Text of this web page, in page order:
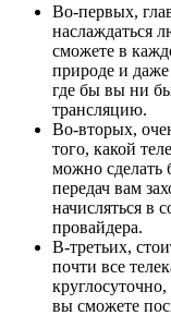
Во-первых,
наслаждаться
сможете в
природе и даже
где бы вы ни
трансляцию.
Во-вторых,
того, какой
можно сделать
передач вам
начисляться в
провайдера.
В-третьих,
почти все
вы сможете